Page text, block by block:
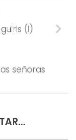
(I)
señoras